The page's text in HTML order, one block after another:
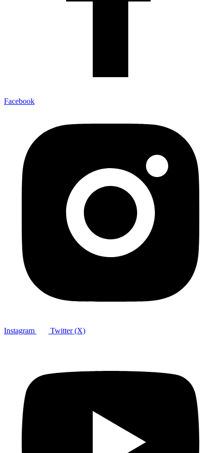
Facebook
Instagram Twitter (X)